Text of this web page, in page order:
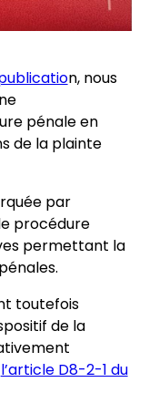
n, nous
pénale en
de la plainte
par
procédure
permettant la
toutefois
de la
l’article D8-2-1 du